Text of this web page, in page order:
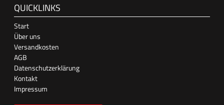
QUICKLINKS
Start
Über uns
Versandkosten
AGB
Datenschutzerklärung
Kontakt
Impressum